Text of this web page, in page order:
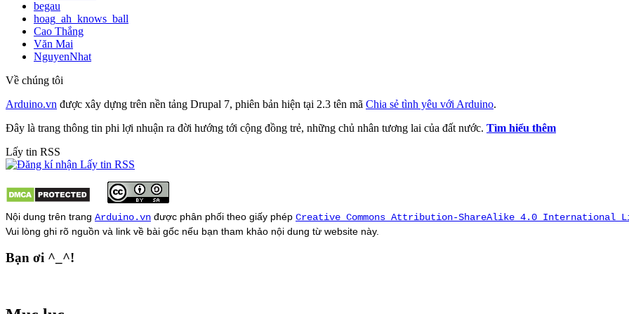
begau
hoag_ah_knows_ball
Cao Thắng
Văn Mai
NguyenNhat
Về chúng tôi
Arduino.vn được xây dựng trên nền tảng Drupal 7, phiên bản hiện tại 2.3 tên mã Chia sẻ tình yêu với Arduino.
Đây là trang thông tin phi lợi nhuận ra đời hướng tới cộng đồng trẻ, những chủ nhân tương lai của đất nước. Tìm hiểu thêm
Lấy tin RSS
Nội dung trên trang Arduino.vn được phân phối theo giấy phép Creative Commons Attribution-ShareAlike 4.0 International
Vui lòng ghi rõ nguồn và link về bài gốc nếu bạn tham khảo nội dung từ website này.
Bạn ơi ^_^!